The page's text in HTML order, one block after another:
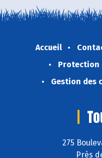
Accueil
Protection
Gestion des
275
Près